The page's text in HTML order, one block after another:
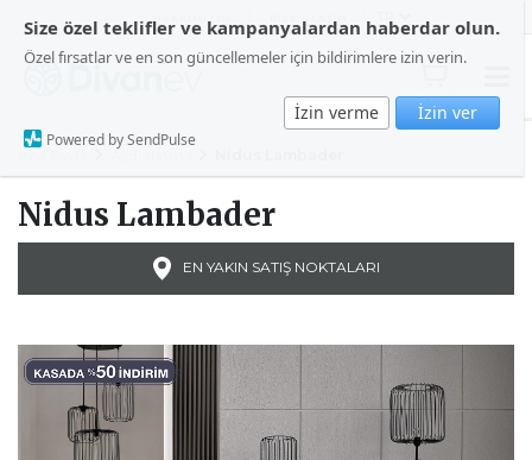
Size özel teklifler ve kampanyalardan haberdar olun.
Özel fırsatlar ve en son güncellemeler için bildirimlere izin verin.
İzin verme İzin ver
Powered by SendPulse
Nidus Lambader
EN YAKIN SATIŞ NOKTALARI